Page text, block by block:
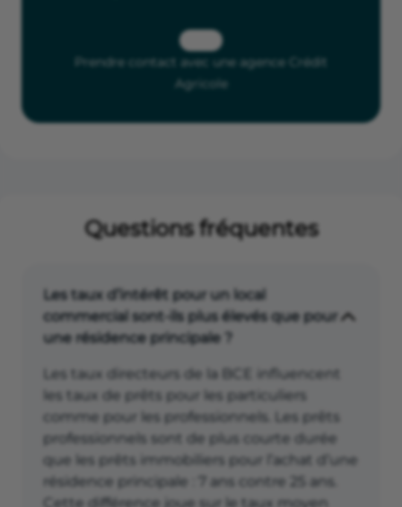
Prendre contact avec une agence Crédit
Agricole
Questions fréquentes
Les taux d’intérêt pour un local
commercial sont-ils plus élevés que pour
une résidence principale ?
Les taux directeurs de la BCE influencent
les taux de prêts pour les particuliers
comme pour les professionnels. Les prêts
professionnels sont de plus courte durée
que les prêts immobiliers pour l’achat d’une
résidence principale : 7 ans contre 25 ans.
Cette différence joue sur le taux moyen